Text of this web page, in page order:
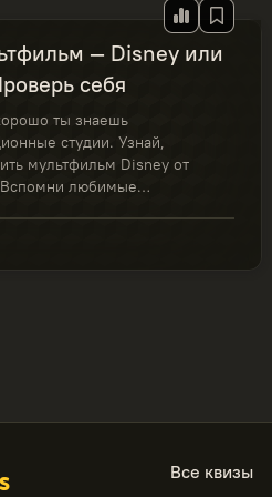
— Disney или
себя
ты знаешь
студии. Узнай,
мультфильм Disney от
Вспомни любимые
Все квизы